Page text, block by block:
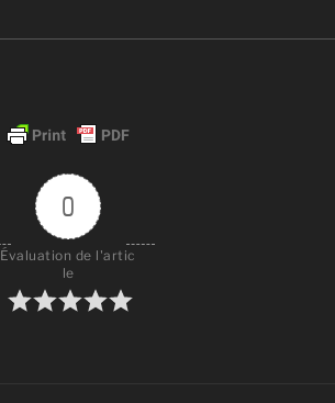
0
Évaluation de l'artic
le